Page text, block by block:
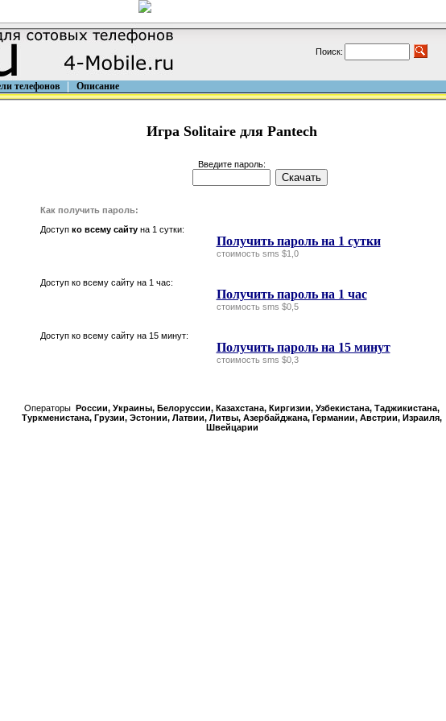
Поиск:
телефонов Описание
Игра Solitaire для Pantech
Введите пароль:
Как получить пароль:
Доступ ко всему сайтуна 1 сутки:
Получить пароль на 1 сутки
стоимость sms $1,0
Доступ ко всему сайту на 1 час:
Получить пароль на 1 час
стоимость sms $0,5
Доступ ко всему сайту на 15 минут:
Получить пароль на 15 минут
стоимость sms $0,3
Операторы России, Украины, Белорусcии, Казахстана, Киргизии, Узбекистана, Таджикистана,
Туркменистана, Грузии, Эстонии, Латвии, Литвы, Азербайджана, Германии, Австрии, Израиля,
Швейцарии